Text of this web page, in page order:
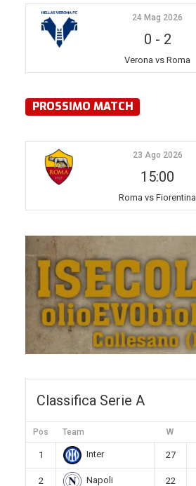
24 Mag 2026
0 - 2
Verona vs Roma
PROSSIMO MATCH
23 Ago 2026
15:00
Roma vs Fiorentina
Classifica Serie A
Pos Team W
1 Inter 27
2 Napoli 22